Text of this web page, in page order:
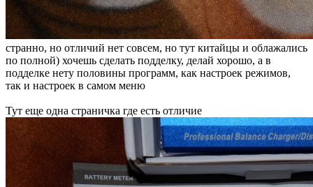
странно, но отличий нет совсем, но тут китайцы и облажались
по полной) хочешь сделать подделку, делай хорошо, а в
подделке нету половины программ, как настроек режимов,
так и настроек в самом меню
Тут еще одна страничка где есть отличие